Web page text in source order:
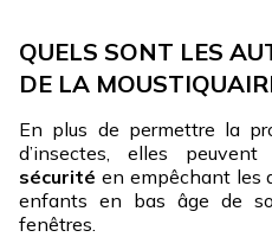
QUELS SONT LES
DE LA
En plus de permettre la
d’insectes, elles
sécurité en empêchant les
enfants en bas âge de
fenêtres.